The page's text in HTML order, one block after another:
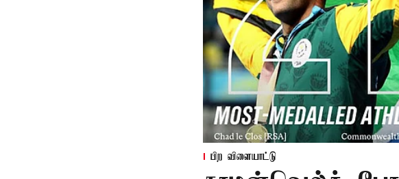
பிற விளையாட்டு